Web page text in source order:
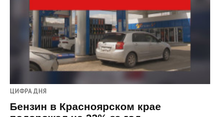
ЦИФРА ДНЯ
Бензин в Красноярском крае